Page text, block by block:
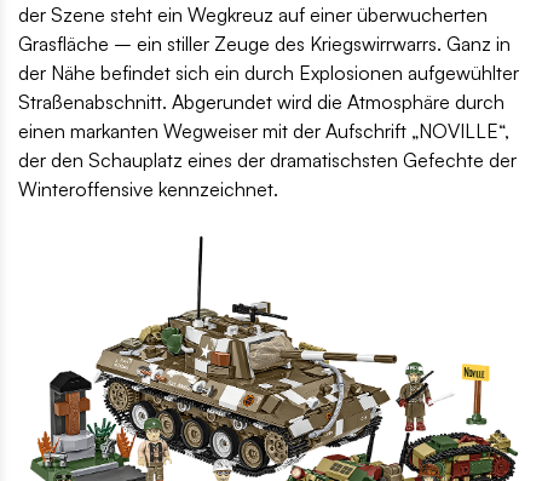
der Szene steht ein Wegkreuz auf einer überwucherten
Grasfläche – ein stiller Zeuge des Kriegswirrwarrs. Ganz in
der Nähe befindet sich ein durch Explosionen aufgewühlter
Straßenabschnitt. Abgerundet wird die Atmosphäre durch
einen markanten Wegweiser mit der Aufschrift „NOVILLE“,
der den Schauplatz eines der dramatischsten Gefechte der
Winteroffensive kennzeichnet.